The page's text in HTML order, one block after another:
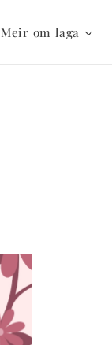
Meir om laga